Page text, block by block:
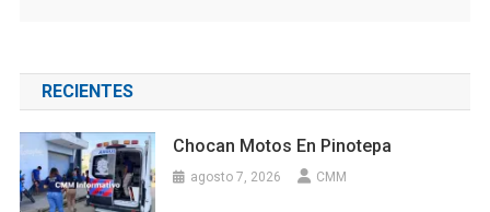
RECIENTES
Chocan Motos En Pinotepa
agosto 7, 2026 CMM